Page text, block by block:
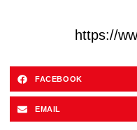
https://
FACEBOOK
EMAIL